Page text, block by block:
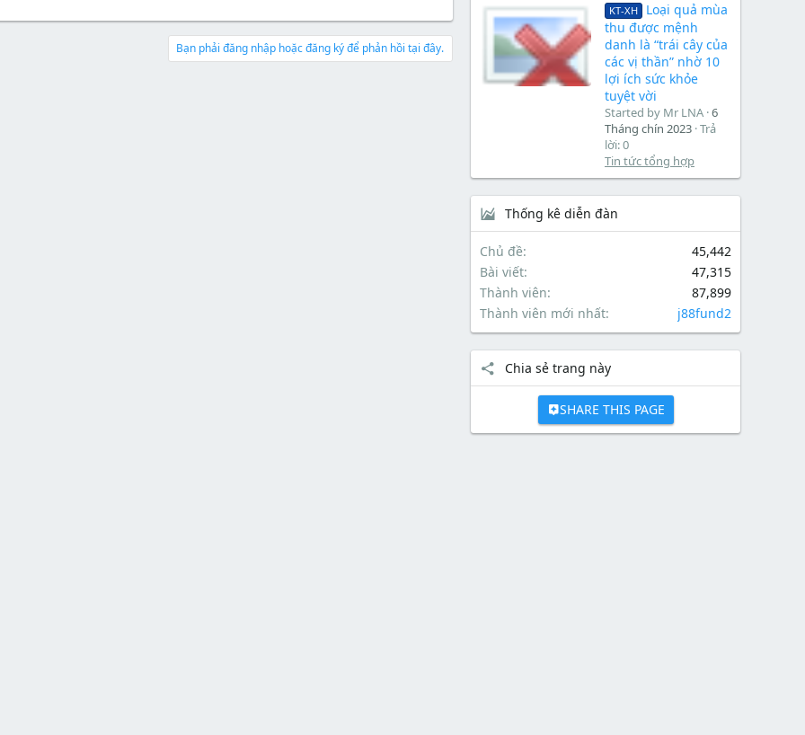
r
Bạn phải đăng nhập hoặc đăng ký để phản hồi tại đây.
KT-XH
Loại quả mùa
thu được mệnh
danh là “trái cây của
các vị thần” nhờ 10
lợi ích sức khỏe
tuyệt vời
Started by Mr LNA 6
Tháng chín 2023 Trả
lời: 0
Tin tức tổng hợp
Thống kê diễn đàn
Chủ đề
45,442
Bài viết
47,315
Thành viên
87,899
Thành viên mới nhất
j88fund2
Chia sẻ trang này
SHARE THIS PAGE